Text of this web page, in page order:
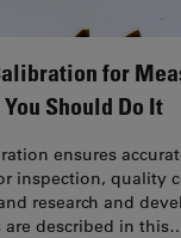
for
Should Do It
ensures
inspection, quality
research and
are described in